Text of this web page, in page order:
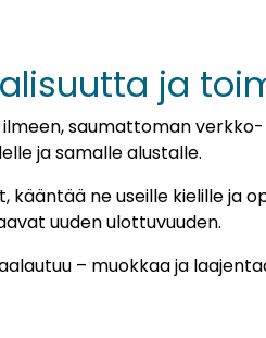
ja
saumattoman
ja samalle alustalle.
ne useille kielille ja
uuden ulottuvuuden.
– muokkaa ja